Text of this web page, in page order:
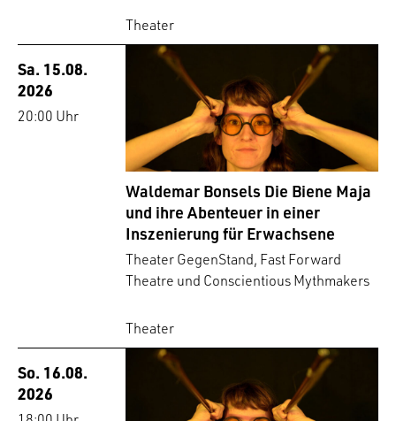
Theater
Sa. 15.08.
2026
20:00 Uhr
Waldemar Bonsels Die Biene Maja
und ihre Abenteuer in einer
Inszenierung für Erwachsene
Theater GegenStand, Fast Forward
Theatre und Conscientious Mythmakers
Theater
So. 16.08.
2026